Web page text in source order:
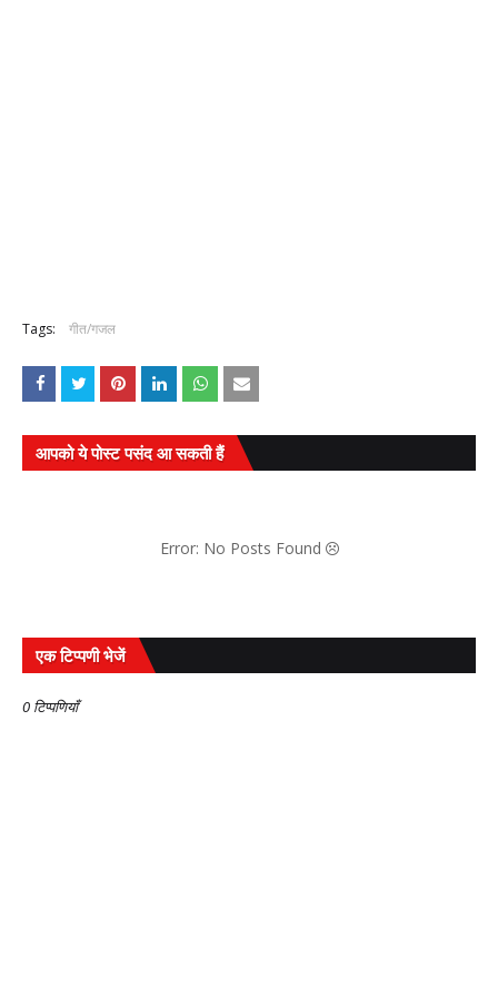
Tags: गीत/गजल
आपको ये पोस्ट पसंद आ सकती हैं
Error: No Posts Found
एक टिप्पणी भेजें
0 टिप्पणियाँ